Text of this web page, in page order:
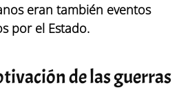
eran también eventos
por el Estado.
de las guerras